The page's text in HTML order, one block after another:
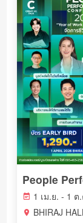
1 เม.ย. - 1 ต
BHIRAJ HALL 1-3